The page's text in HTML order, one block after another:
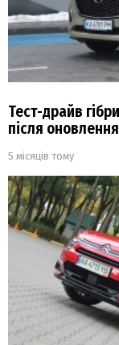
Тест-драйв
після
5 місяців тому